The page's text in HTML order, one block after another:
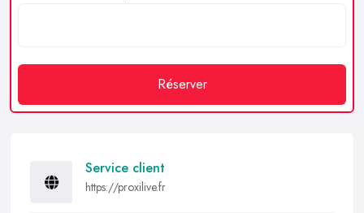
Réserver
Service client
https://proxilive.fr